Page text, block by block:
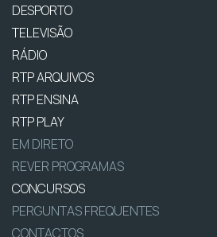
DESPORTO
TELEVISÃO
RÁDIO
RTP ARQUIVOS
RTP ENSINA
RTP PLAY
EM DIRETO
REVER PROGRAMAS
CONCURSOS
PERGUNTAS FREQUENTES
CONTACTOS